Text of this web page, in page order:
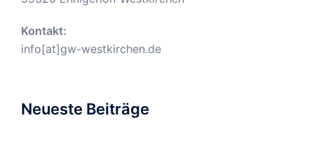
Kontakt:
info[at]gw-westkirchen.de
Neueste Beiträge